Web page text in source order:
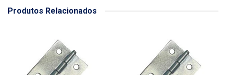
Produtos Relacionados